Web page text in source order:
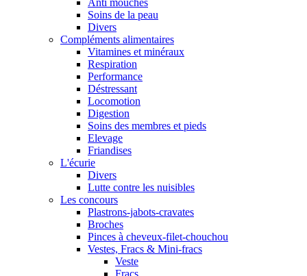
Anti mouches
Soins de la peau
Divers
Compléments alimentaires
Vitamines et minéraux
Respiration
Performance
Déstressant
Locomotion
Digestion
Soins des membres et pieds
Elevage
Friandises
L'écurie
Divers
Lutte contre les nuisibles
Les concours
Plastrons-jabots-cravates
Broches
Pinces à cheveux-filet-chouchou
Vestes, Fracs & Mini-fracs
Veste
Fracs